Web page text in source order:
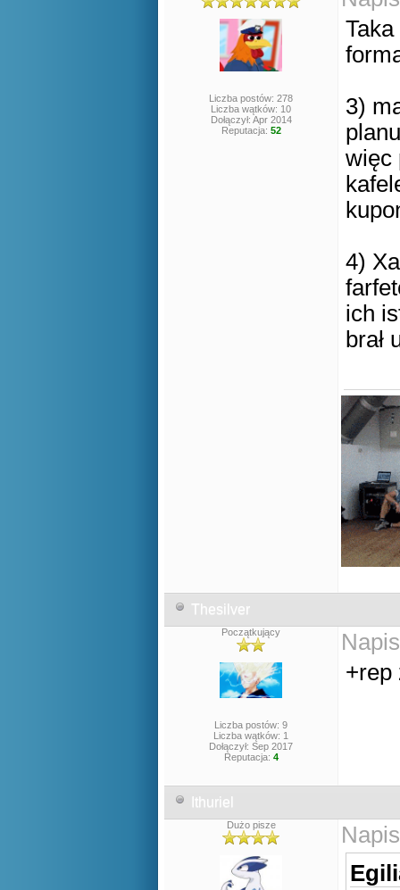
Liczba postów: 278
Liczba wątków: 10
Dołączył: Apr 2014
Reputacja: 52
3)
więc
4)
ich
brał
Thesilver
Początkujący
Liczba postów: 9
Liczba wątków: 1
Dołączył: Sep 2017
Reputacja: 4
+rep
Ithuriel
Dużo pisze